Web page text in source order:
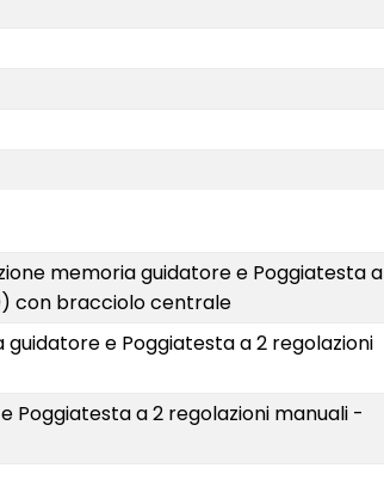
memoria guidatore e Poggiatesta a
con bracciolo centrale
e Poggiatesta a 2 regolazioni
Poggiatesta a 2 regolazioni manuali -